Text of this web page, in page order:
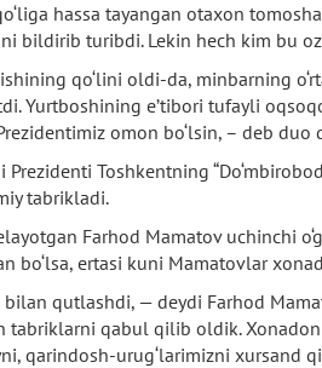
hassa tayangan otaxon
bildirib turibdi. Lekin hech kim bu
qo‘lini oldi-da, minbarning
e’tibori tufayli
omon bo‘lsin, – deb
Toshkentning
tabrikladi.
Farhod Mamatov uchinchi
bo‘lsa, ertasi kuni Mamatovlar
bilan qutlashdi, — deydi Farhod
tabriklarni qabul qilib oldik.
qarindosh-urug‘larimizni